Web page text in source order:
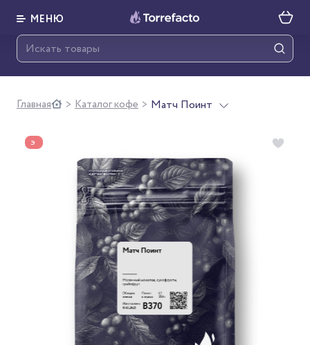
МЕНЮ
Главная > Каталог кофе > Матч Поинт
Э